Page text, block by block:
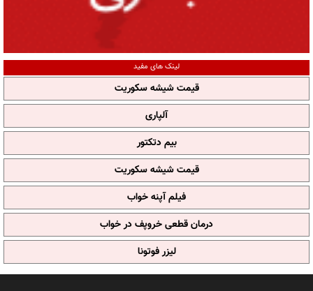
لینک های مفید
قیمت شیشه سکوریت
آلپاری
بیم دتکتور
قیمت شیشه سکوریت
فیلم آپنه خواب
درمان قطعی خروپف در خواب
لیزر فوتونا